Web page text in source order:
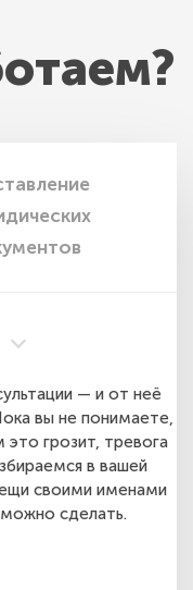
— и от неё
вы не понимаете,
грозит, тревога
в вашей
своими именами
сделать.